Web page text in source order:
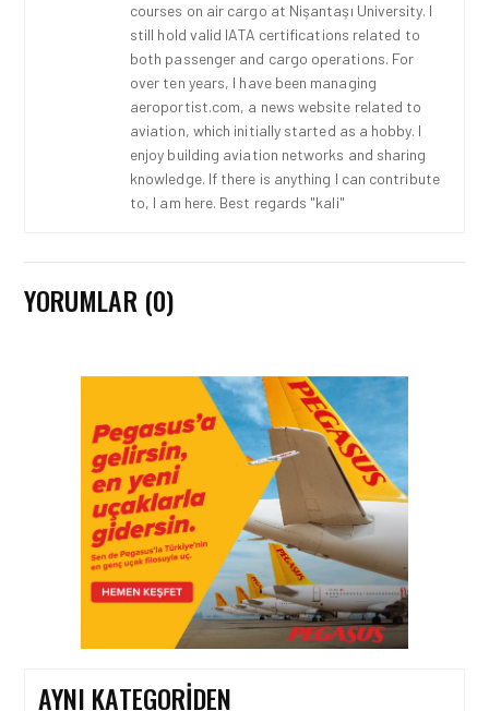
courses on air cargo at Nişantaşı University. I
still hold valid IATA certifications related to
both passenger and cargo operations. For
over ten years, I have been managing
aeroportist.com, a news website related to
aviation, which initially started as a hobby. I
enjoy building aviation networks and sharing
knowledge. If there is anything I can contribute
to, I am here. Best regards "kali"
YORUMLAR (0)
AYNI KATEGORIDEN
HAVACILIK • 05 AĞU 2026
YAKIT MALIYETLERINDEKI
YÜZDE 46’LIK ARTIŞA
KARŞI HANGI ÖNLEMLER
ALINIYOR?
HAVACILIK • 05 AĞU 2026
ÇELEBI HAVACILIK
MACARISTAN’DAN
BUDAPEŞTE GÖNÜLLÜ
KURTARMA BIRLIĞI’NE
ANLAMLI DESTEK!